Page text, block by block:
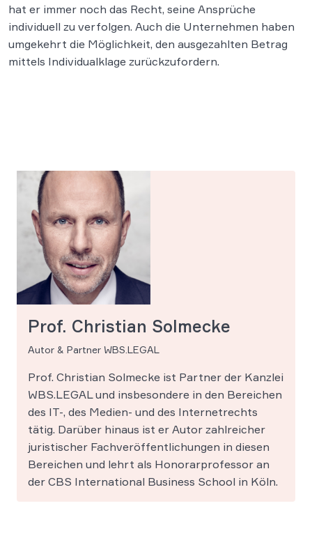
hat er immer noch das Recht, seine Ansprüche
individuell zu verfolgen. Auch die Unternehmen haben
umgekehrt die Möglichkeit, den ausgezahlten Betrag
mittels Individualklage zurückzufordern.
Prof. Christian Solmecke
Autor & Partner WBS.LEGAL
Prof. Christian Solmecke ist Partner der Kanzlei
WBS.LEGAL und insbesondere in den Bereichen
des IT-, des Medien- und des Internetrechts
tätig. Darüber hinaus ist er Autor zahlreicher
juristischer Fachveröffentlichungen in diesen
Bereichen und lehrt als Honorarprofessor an
der CBS International Business School in Köln.